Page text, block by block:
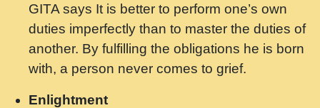
मर गनय न अपरध लडडल शर रध.... Shri
ravinandan shastri ji maharaj.mp3
मेरे मन हरी का ध्यान लगा - भजन भाव - 2018 -
Rishikesh - Swami Gyananand Ji
Maharaj.mp3
GITA says It is better to perform one’s own
duties imperfectly than to master the duties of
another. By fulfilling the obligations he is born
with, a person never comes to grief.
Enlightment